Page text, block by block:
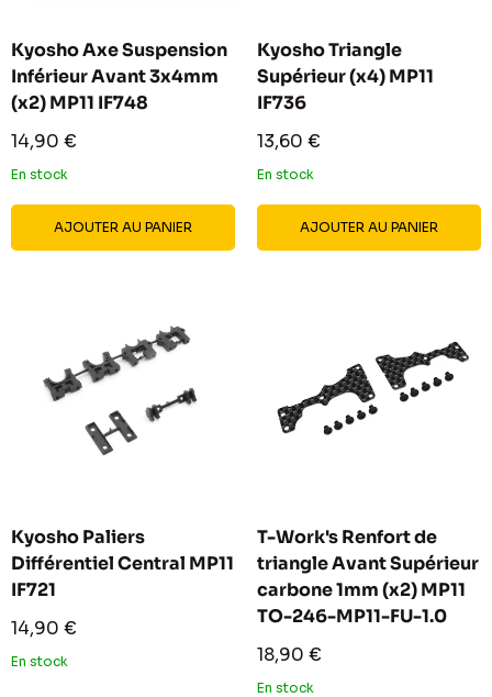
Kyosho Axe Suspension
Inférieur Avant 3x4mm
(x2) MP11 IF748
Prix
réduit
14,90 €
En stock
AJOUTER AU PANIER
Kyosho Triangle
Supérieur (x4) MP11
IF736
Prix
réduit
13,60 €
En stock
AJOUTER AU PANIER
Kyosho Paliers
Différentiel Central MP11
IF721
Prix
réduit
14,90 €
En stock
T-Work's Renfort de
triangle Avant Supérieur
carbone 1mm (x2) MP11
TO-246-MP11-FU-1.0
Prix
réduit
18,90 €
En stock